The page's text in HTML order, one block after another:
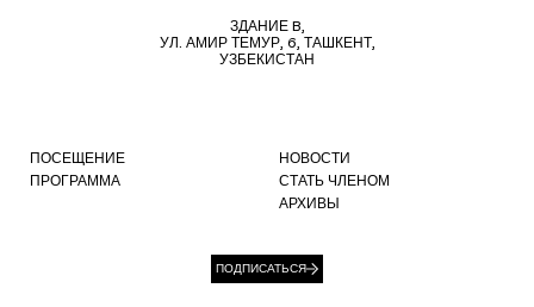
ЗДАНИЕ B,
УЛ. АМИР ТЕМУР, 6, ТАШКЕНТ,
УЗБЕКИСТАН
ПОСЕЩЕНИЕ
ПРОГРАММА
НОВОСТИ
СТАТЬ ЧЛЕНОМ
АРХИВЫ
ПОДПИСАТЬСЯ